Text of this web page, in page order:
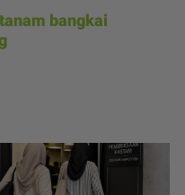
tanam bangkai